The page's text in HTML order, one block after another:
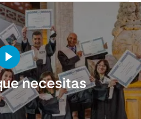
necesitas